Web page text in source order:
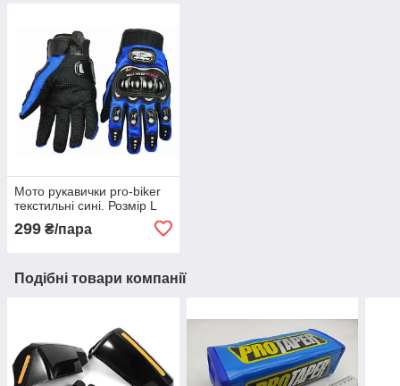
Мото рукавички pro-biker
текстильні сині. Розмір L
299 ₴/пара
Подібні товари компанії